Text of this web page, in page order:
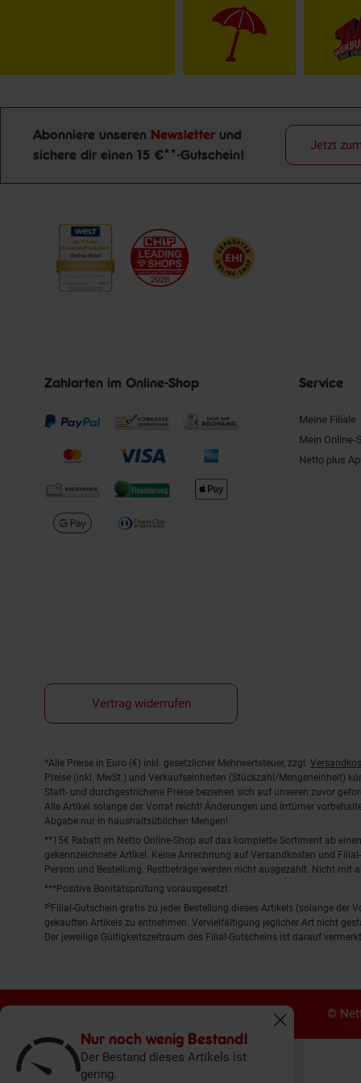
Nur noch wenig Bestand!
Der Bestand dieses Artikels ist
gering.
Fenster
Newsletter Anmeldung
Abonniere unseren Newsletter und
sichere dir einen 15 €**-Gutschein!
Jetzt
Zahlarten im Online-Shop Service
Meine Filiale
Mein Online-
Netto plus
Vertrag widerrufen
Fußnoten
*Alle Preise in Euro (€) inkl. gesetzlicher Mehrwertsteuer, zzgl.
Preise (inkl. MwSt.) und Verkaufseinheiten (Stückzahl/Mengeneinheit)
Statt- und durchgestrichene Preise beziehen sich auf unseren zuvor
Alle Artikel solange der Vorrat reicht! Änderungen und Irrtümer
Abgabe nur in haushaltsüblichen Mengen!
**15€ Rabatt im Netto Online-Shop auf das komplette Sortiment ab
gekennzeichnete Artikel. Keine Anrechnung auf Versandkosten und
Person und Bestellung. Restbeträge werden nicht ausgezahlt. Nicht mit
***Positive Bonitätsprüfung vorausgesetzt
²⁰Filial-Gutschein gratis zu jeder Bestellung dieses Artikels (solange
gekauften Artikels zu entnehmen. Vervielfältigung jeglicher Art nicht
Der jeweilige Gültigkeitszeitraum des Filial-Gutscheins ist darauf vermerkt.
©